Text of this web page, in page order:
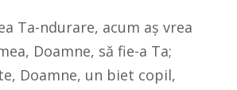
Ta-ndurare, acum aş vrea
Doamne, să fie-a Ta;
Doamne, un biet copil,